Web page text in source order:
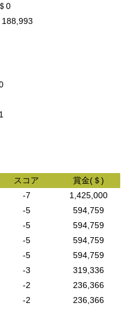
0
188,993
スコア
賞金(＄)
-7
1,425,000
-5
594,759
-5
594,759
-5
594,759
-5
594,759
-3
319,336
-2
236,366
-2
236,366